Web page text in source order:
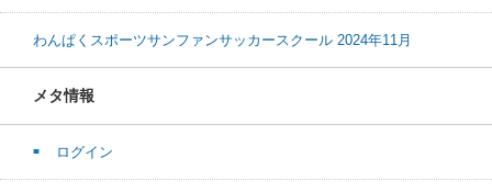
わんぱくスポーツサンファンサッカースクール 2024年11月
メタ情報
ログイン